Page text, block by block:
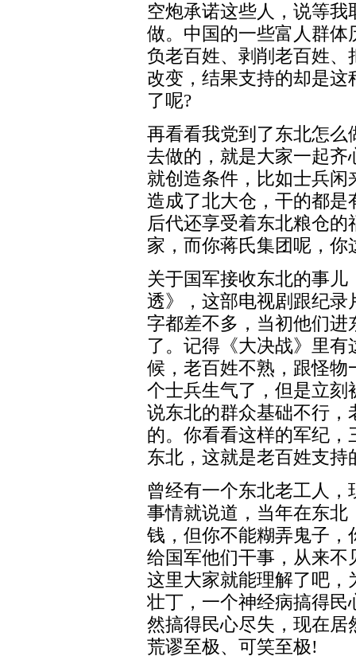
空炮承诺这些人，说等
做。中国的一些富人群
负老百姓、剥削老百姓
改变，结果支持的却是
了呢?
再看看我党到了东北怎
去做的，就是大家一起
就创造条件，比如士兵
造成了北大仓，干的都
后代还享受着东北粮仓
家，而你蒋氏集团呢，
关于国军接收东北的事
透》，这部电视剧跟纪
字都差不多，当初他们
了。记得《大决战》里
候，老百姓不熟，跟怪
个士兵生气了，但是立
说东北的群众基础不行
的。你看看这样的军纪
东北，这就是老百姓支持
曾经有一个东北老工人
事情就说道，当年在东
钱，但你不能糊弄鬼子
给国军他们干事，从来
这里大家就能理解了吧
壮丁，一个神经病搞得
然搞得民心尽失，现在
荒谬至极、可笑至极!